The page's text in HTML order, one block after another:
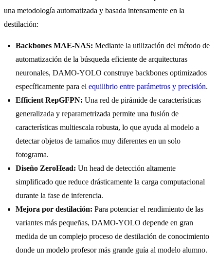
una metodología automatizada y basada intensamente en la
destilación:
Backbones MAE-NAS: Mediante la utilización del método de
automatización de la búsqueda eficiente de arquitecturas
neuronales, DAMO-YOLO construye backbones optimizados
específicamente para el equilibrio entre parámetros y precisión.
Efficient RepGFPN: Una red de pirámide de características
generalizada y reparametrizada permite una fusión de
características multiescala robusta, lo que ayuda al modelo a
detectar objetos de tamaños muy diferentes en un solo
fotograma.
Diseño ZeroHead: Un head de detección altamente
simplificado que reduce drásticamente la carga computacional
durante la fase de inferencia.
Mejora por destilación: Para potenciar el rendimiento de las
variantes más pequeñas, DAMO-YOLO depende en gran
medida de un complejo proceso de destilación de conocimiento
donde un modelo profesor más grande guía al modelo alumno.